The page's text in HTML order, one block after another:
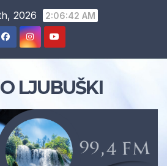
2026 2:06:43 AM
LJUBUŠKI